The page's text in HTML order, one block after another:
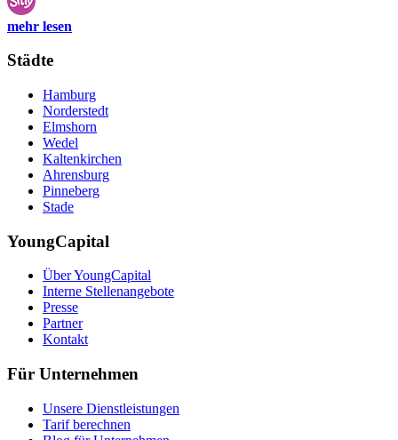
mehr lesen
Städte
Hamburg
Norderstedt
Elmshorn
Wedel
Kaltenkirchen
Ahrensburg
Pinneberg
Stade
YoungCapital
Über YoungCapital
Interne Stellenangebote
Presse
Partner
Kontakt
Für Unternehmen
Unsere Dienstleistungen
Tarif berechnen